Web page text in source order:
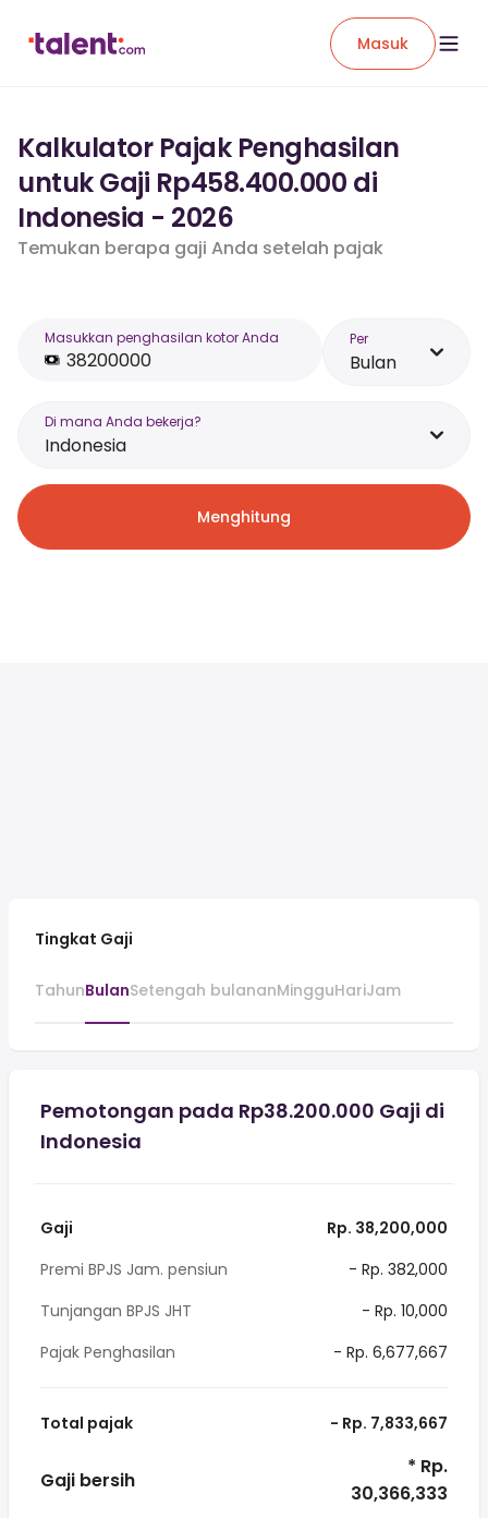
Masuk
Kalkulator Pajak Penghasilan
untuk Gaji Rp458.400.000 di
Indonesia - 2026
Temukan berapa gaji Anda setelah pajak
Masukkan penghasilan kotor Anda Per
Bulan
Di mana Anda bekerja?
Indonesia
Menghitung
Tingkat Gaji
TahunBulanSetengah bulananMingguHariJam
Pemotongan pada Rp38.200.000 Gaji di
Indonesia
Gaji
Rp. 38,200,000
Premi BPJS Jam. pensiun
- Rp. 382,000
Tunjangan BPJS JHT
- Rp. 10,000
Pajak Penghasilan
- Rp. 6,677,667
Total pajak - Rp. 7,833,667
Gaji bersih
* Rp.
30,366,333